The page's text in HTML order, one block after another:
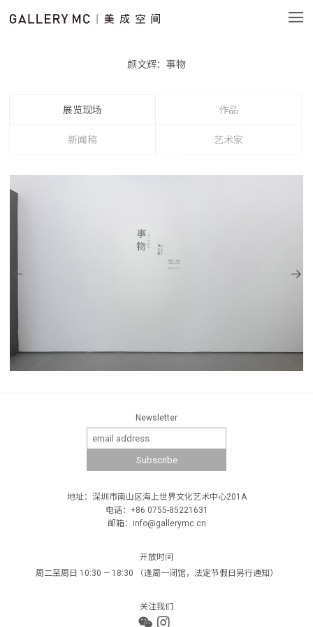
颜文辉：事物
展览现场 作品
新闻稿 艺术家
Newsletter
地址：深圳市南山区海上世界文化艺术中心201A
电话：+86 0755-85221631
邮箱：info@gallerymc.cn
开放时间
周二至周日 10:30 — 18:30 （逢周一闭馆，法定节假日另行通知）
关注我们